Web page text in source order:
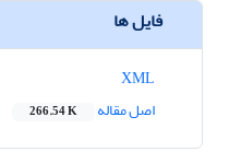
فایل ها
اصل مقاله
266.54 K